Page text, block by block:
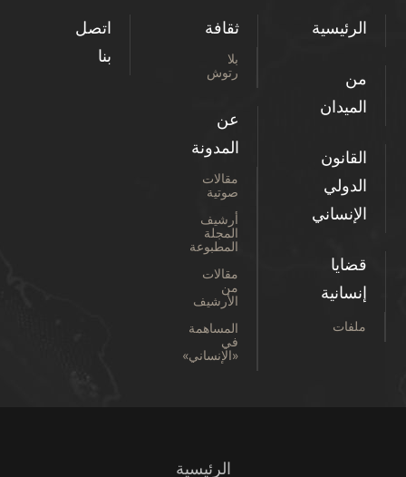
الرئيسية
من
الميدان
القانون
الدولي
الإنساني
قضايا
إنسانية
ملفات
ثقافة
بلا
رتوش
عن
المدونة
مقالات
صوتية
أرشيف
المجلة
المطبوعة
مقالات
من
الأرشيف
المساهمة
في
«الإنساني»
اتصل
بنا
الرئيسية